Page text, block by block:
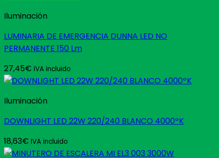
Iluminación
LUMINARIA DE EMERGENCIA DUNNA LED NO
PERMANENTE 150 Lm
27,45€ IVA incluido
Iluminación
DOWNLIGHT LED 22W 220/240 BLANCO 4000ºK
18,63€ IVA incluido